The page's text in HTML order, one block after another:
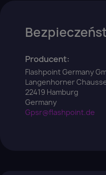
Producent:
Flashpoint Germany
Langenhorner
22419 Hamburg
Germany
Gpsr@flashpoint.de